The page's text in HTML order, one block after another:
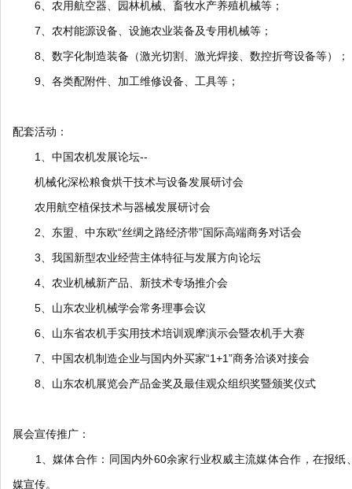
6、农用航空器、园林机械、畜牧水产养殖机械等；
7、农村能源设备、设施农业装备及专用机械等；
8、数字化制造装备（激光切割、激光焊接、数控折弯设备等）；
9、各类配附件、加工维修设备、工具等；
配套活动：
1、中国农机发展论坛--
机械化深松粮食烘干技术与设备发展研讨会
农用航空植保技术与器械发展研讨会
2、东盟、中东欧“丝绸之路经济带”国际高端商务对话会
3、我国新型农业经营主体特征与发展方向论坛
4、农业机械新产品、新技术专场推介会
5、山东农业机械学会常务理事会议
6、山东省农机手实用技术培训观摩演示会暨农机手大赛
7、中国农机制造企业与国内外买家“1+1”商务洽谈对接会
8、山东农机展览会产品金奖及最佳观众组织奖暨颁奖仪式
展会宣传推广：
1、媒体合作：同国内外60余家行业权威主流媒体合作，在报纸
媒宣传。